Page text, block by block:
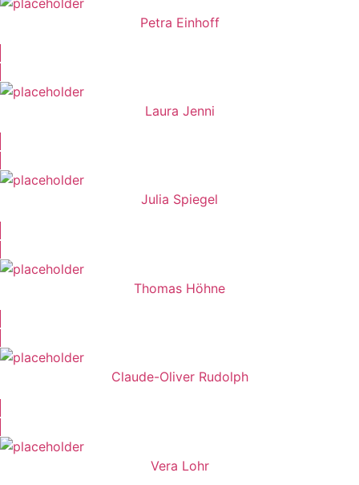
Petra Einhoff
Laura Jenni
Julia Spiegel
Thomas Höhne
Claude-Oliver Rudolph
Vera Lohr